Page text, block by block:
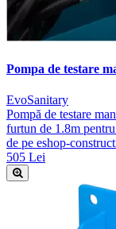
Pompa de testare
EvoSanitary
Pompă de testare
furtun de 1.8m
de pe eshop-
505 Lei